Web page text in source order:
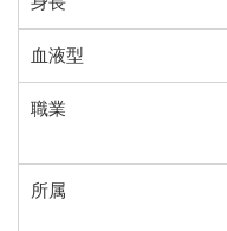
血液型
職業
所属